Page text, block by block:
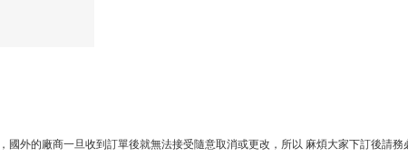
外的廠商一旦收到訂單後就無法接受隨意取消或更改，所以 麻煩大家下訂後請